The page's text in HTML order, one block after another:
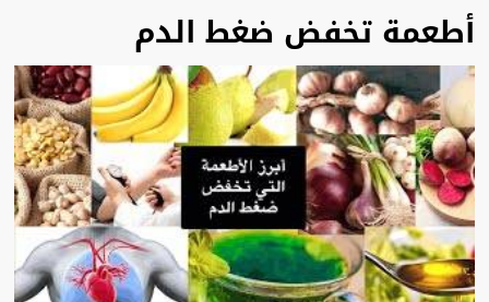
أطعمة تخفض ضغط الدم